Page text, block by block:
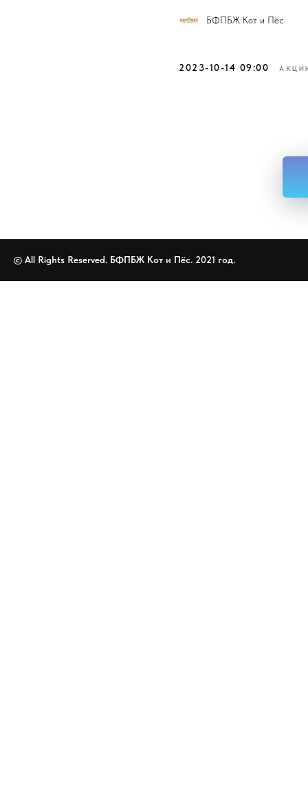
БФПБЖ Кот и Пёс
2023-10-14 09:00
© All Rights Reserved. БФПБЖ Кот и Пёс. 2021 год.